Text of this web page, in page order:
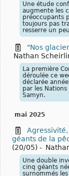
Une étude
augmente les
préoccupants
toujours pas
resserre un
"Nos
Nathan
La première
déroulée ce
déclarée
par les
Samyn.
mai 2025
géants de la
(20/05) -
Une double
cinq géants
surnommés